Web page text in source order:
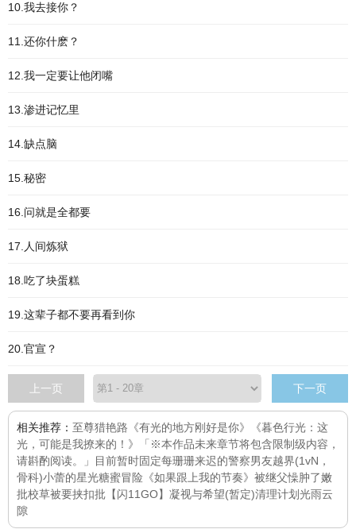
10.我去接你？
11.还你什麽？
12.我一定要让他闭嘴
13.渗进记忆里
14.缺点脑
15.秘密
16.问就是全都要
17.人间炼狱
18.吃了块蛋糕
19.这辈子都不要再看到你
20.官宣？
上一页 下一页
相关推荐： 至尊猎艳路 《有光的地方刚好是你》
《暮色行光：这
光，可能是我撩来的！》「※本作品未来章节将包含限制级内容，
请斟酌阅读。」目前暂时固定每珊珊来迟的警察男友越界(1vN，
骨科)小蕾的星光糖蜜冒险 《如果跟上我的节奏》 被继父懆肿了嫩
批校草被要挟扣批 【闪11GO】凝视与希望(暂定)清理计划光雨云
隙